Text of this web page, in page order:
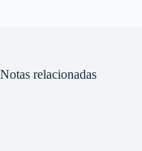
Notas relacionadas